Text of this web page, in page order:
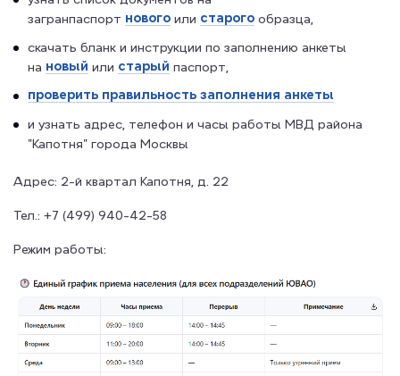
загранпаспорт нового или старого образца,
скачать бланк и инструкции по заполнению анкеты
на новый или старый паспорт,
проверить правильность заполнения анкеты
и узнать адрес, телефон и часы работы МВД района
"Капотня" города Москвы
Адрес: 2-й квартал Капотня, д. 22
Тел.: +7 (499) 940-42-58
Режим работы: